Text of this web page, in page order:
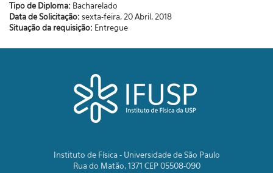
Tipo de Diploma: Bacharelado
Data de Solicitação: sexta-feira, 20 Abril, 2018
Situação da requisição: Entregue
Instituto de Física - Universidade de São Paulo
Rua do Matão, 1371 CEP 05508-090